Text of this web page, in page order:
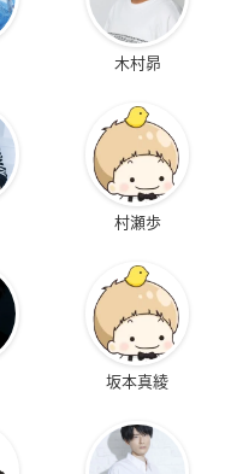
木村昴
村瀬歩
坂本真綾